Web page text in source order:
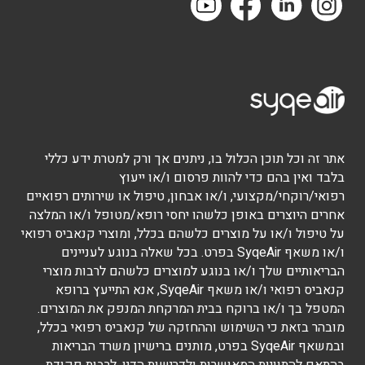
אתר זה וכל תוכן הכלול בו, ניתנים אך ורק למטרת ידע כללי
בלבד ואין בהם כדי להוות פרסום ו/או ייעוץ
רפואי/רוקחי/מקצועי, ו/או אבחון, טיפול או שירותים רפואיים
אחרים היוצרים באופן כלשהו יחסי רופא/מטופל ו/או המלצה
על טיפול ו/או על מוצרים כלשהם בכלל, ומוצרי קנאביס רפואי
ו/או משאף SyqeAir בפרט. בכל שאלה בנוגע לעניינים
הבריאותיים שלך ו/או בנוגע למוצרים כלשהם לרבות מוצרי
קנאביס רפואי ו/או משאף SyqeAir, אנא התייעץ ברופא
המטפל בך ו/או ברוקח בבית המרקחת המנפק את המוצרים.
מובהר בזאת כי השימוש וההחזקה של קנאביס רפואי בכלל,
ובמשאף SyqeAir בפרט, מותנים ברישיון משרד הבריאות